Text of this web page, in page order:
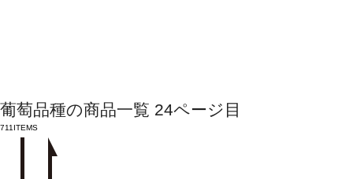
葡萄品種の商品一覧 24ページ目
711 ITEMS